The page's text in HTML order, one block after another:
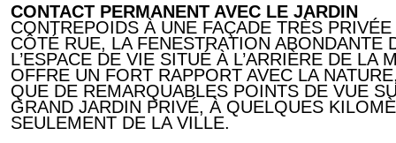
CONTACT PERMANENT AVEC LE JARDIN
CONTREPOIDS À UNE FAÇADE TRÈS PRIVÉE
CÔTÉ RUE, LA FENESTRATION ABONDANTE
L’ESPACE DE VIE SITUÉ À L’ARRIÈRE DE LA
OFFRE UN FORT RAPPORT AVEC LA
QUE DE REMARQUABLES POINTS DE VUE
GRAND JARDIN PRIVÉ, À QUELQUES
SEULEMENT DE LA VILLE.